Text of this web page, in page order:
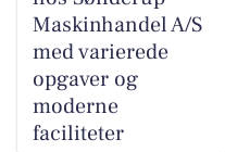
Maskinhandel A/S
med varierede
opgaver og
moderne
faciliteter